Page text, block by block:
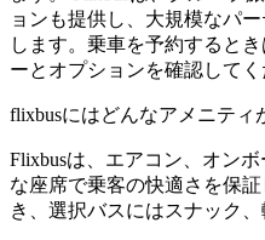
ョンも提供し、大規模なパ
します。乗車を予約すると
ーとオプションを確認してく
flixbusにはどんなアメニティ
Flixbusは、エアコン、オン
な座席で乗客の快適さを保
き、選択バスにはスナック